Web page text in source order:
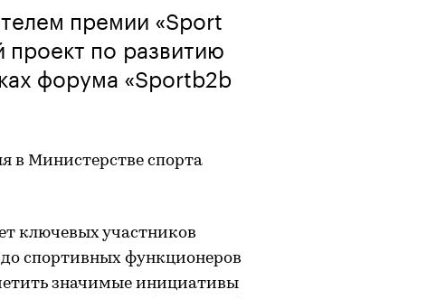
премии «Sport
по развитию
форума «Sportb2b
в Министерстве спорта
ключевых участников
спортивных функционеров
значимые инициативы